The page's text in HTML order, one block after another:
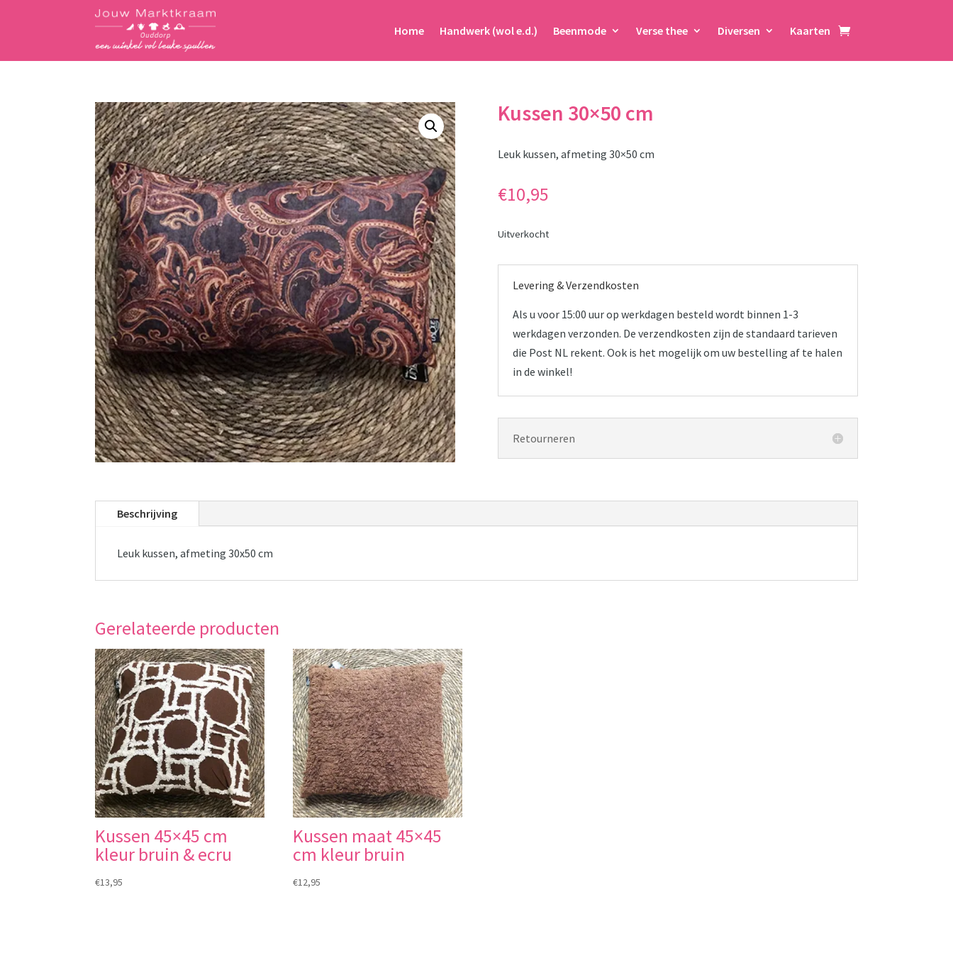
Home Handwerk (wol e.d.) Beenmode Verse thee Diversen Kaarten
Kussen 30×50 cm
Leuk kussen, afmeting 30×50 cm
€10,95
Uitverkocht
Levering & Verzendkosten
Als u voor 15:00 uur op werkdagen besteld wordt binnen 1-3
werkdagen verzonden. De verzendkosten zijn de standaard tarieven
die Post NL rekent. Ook is het mogelijk om uw bestelling af te halen
in de winkel!
Retourneren
Beschrijving
Leuk kussen, afmeting 30x50 cm
Gerelateerde producten
Kussen 45×45 cm
kleur bruin & ecru
€13,95
Kussen maat 45×45
cm kleur bruin
€12,95